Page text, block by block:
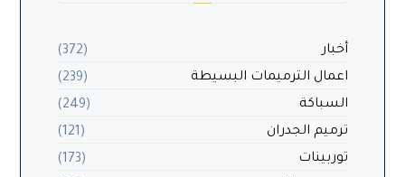
أخبار
(372)
اعمال الترميمات البسيطة
(239)
السباكة
(249)
ترميم الجدران
(121)
توربينات
(173)